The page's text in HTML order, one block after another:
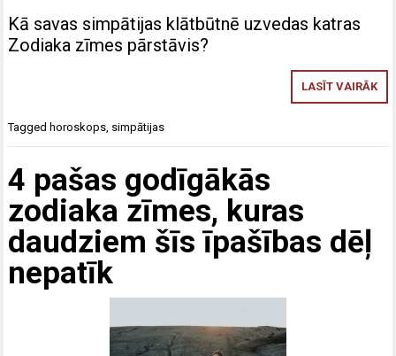
Kā savas simpātijas klātbūtnē uzvedas katras
Zodiaka zīmes pārstāvis?
LASĪT VAIRĀK
Tagged horoskops, simpātijas
4 pašas godīgākās
zodiaka zīmes, kuras
daudziem šīs īpašības dēļ
nepatīk